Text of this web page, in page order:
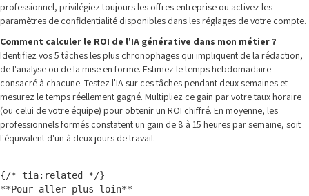
professionnel, privilégiez toujours les offres entreprise ou activez les
paramètres de confidentialité disponibles dans les réglages de votre compte.
Comment calculer le ROI de l'IA générative dans mon métier ?
Identifiez vos 5 tâches les plus chronophages qui impliquent de la rédaction,
de l'analyse ou de la mise en forme. Estimez le temps hebdomadaire
consacré à chacune. Testez l'IA sur ces tâches pendant deux semaines et
mesurez le temps réellement gagné. Multipliez ce gain par votre taux horaire
(ou celui de votre équipe) pour obtenir un ROI chiffré. En moyenne, les
professionnels formés constatent un gain de 8 à 15 heures par semaine, soit
l'équivalent d'un à deux jours de travail.
{/* tia:related */}
**Pour aller plus loin**